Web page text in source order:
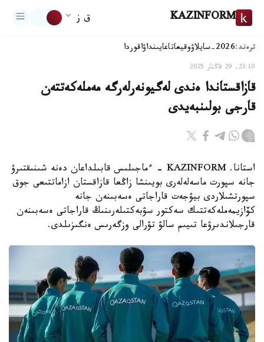
KAZINFORM ق ز
ترەند:2026-سايلاۋ وقيعاتاعايىنداۋاقوردا
23:10, 29 قاڭتار 2025
قازاقستاندا ەندى لەگيونەرلەرگە مەملەكەتتەن
قارجى بولىنبەيدى
استانا. KAZINFORM - ءماجىلىس قابىلداعان دەنە شىنىقتىرۋ
جانە سپورت ماسەلەلەرى بويىنشا زاڭعا قازاقستان ازاماتتىعى جوق
سپورتشىلاردى بيۋجەت قاراجاتى ەسەبىنەن جانە
كۆازيمەملەكەتتىك سەكتور سۋبەكتىلەرىنىڭ قاراجاتى ەسەبىنەن
قارجىلاندىرۋعا تىيىم سالۋ تۋرالى وزگەرىس ەنگىزىلدى.